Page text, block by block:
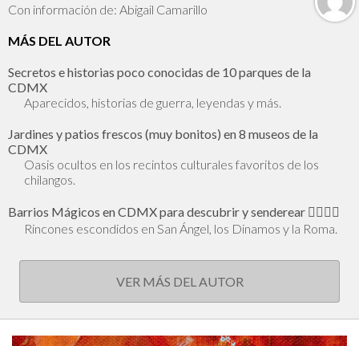
Con información de: Abigail Camarillo
MÁS DEL AUTOR
Secretos e historias poco conocidas de 10 parques de la
CDMX
Aparecidos, historias de guerra, leyendas y más.
Jardines y patios frescos (muy bonitos) en 8 museos de la
CDMX
Oasis ocultos en los recintos culturales favoritos de los
chilangos.
Barrios Mágicos en CDMX para descubrir y senderear 🕵🏻‍♂️✨
Rincones escondidos en San Ángel, los Dinamos y la Roma.
VER MÁS DEL AUTOR